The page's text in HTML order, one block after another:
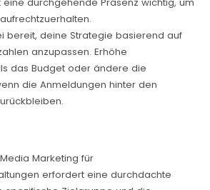
eine durchgehende Präsenz wichtig, um
bereit, deine Strategie basierend auf
anzupassen. Erhöhe
das Budget oder ändere die
die Anmeldungen hinter den
Marketing für
erfordert eine durchdachte